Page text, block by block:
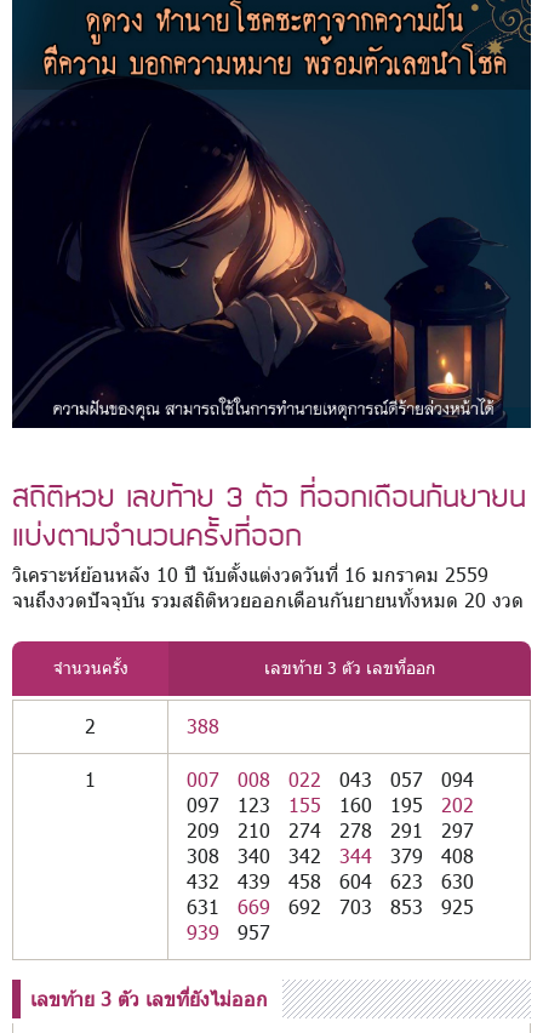
สถิติหวย เลขท้าย 3 ตัว ที่ออกเดือนกันยายน
แบ่งตามจำนวนครั้งที่ออก
วิเคราะห์ย้อนหลัง 10 ปี นับตั้งแต่งวดวันที่ 16 มกราคม 2559
จนถึงงวดปัจจุบัน รวมสถิติหวยออกเดือนกันยายนทั้งหมด 20 งวด
จำนวนครั้ง เลขท้าย 3 ตัว เลขที่ออก
2 388
1 007 008 022 043 057
094
097
123 155 160 195
202
209
210 274 278 291
297
308
340 342 344 379
408
432
439 458 604 623
630
631
669 692 703 853
925
939
957
เลขท้าย 3 ตัว เลขที่ยังไม่ออก